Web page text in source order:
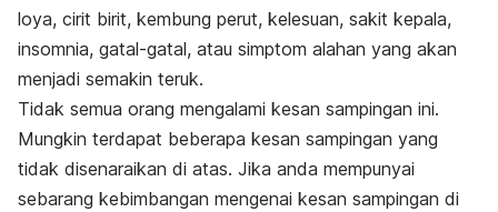
loya, cirit birit, kembung perut, kelesuan, sakit kepala,
insomnia, gatal-gatal, atau simptom alahan yang akan
menjadi semakin teruk.
Tidak semua orang mengalami kesan sampingan ini.
Mungkin terdapat beberapa kesan sampingan yang
tidak disenaraikan di atas. Jika anda mempunyai
sebarang kebimbangan mengenai kesan sampingan di